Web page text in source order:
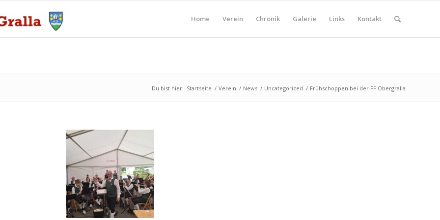
Home Verein Chronik Galerie Links Kontakt
Du bist hier: Startseite / Verein / News / Uncategorized / Frühschoppen bei der FF Obergralla